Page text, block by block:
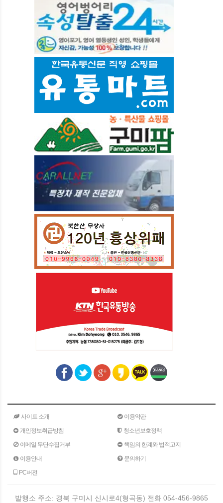
사이트 소개
이용약관
개인정보취급방침
청소년보호정책
이메일 무단수집거부
책임의 한계와 법적고지
이용안내
문의하기
PC버전
발행소 주소: 경북 구미시 신시로4(형곡동) 전화 054-456-9865